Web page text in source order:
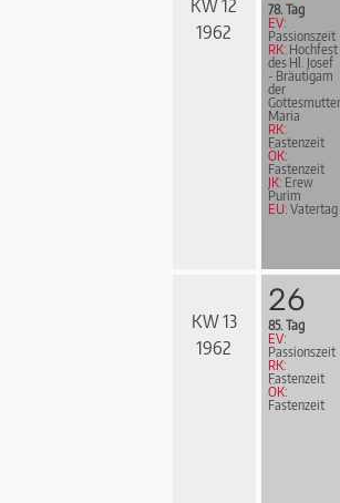
KW 12
1962
78. Tag
EV:
Passionszeit
RK: Hochfest
des Hl. Josef
- Bräutigam
der
Gottesmutter
Maria
RK:
Fastenzeit
ÖK:
Fastenzeit
JK: Erew
Purim
EU: Vatertag
KW 13
1962
26
85. Tag
EV:
Passionszeit
RK:
Fastenzeit
ÖK:
Fastenzeit